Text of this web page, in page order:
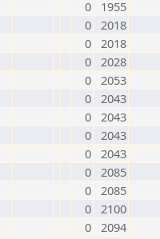
0
1955
0 2018
0 2018
0 2028
0 2053
0 2043
0 2043
0 2043
0 2043
0 2085
0 2085
0 2100
0 2094